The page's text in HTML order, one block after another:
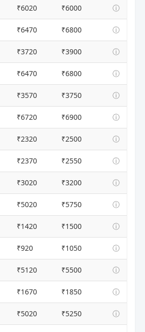
₹6020 ₹6000 ⓘ
₹6470 ₹6800 ⓘ
₹3720 ₹3900 ⓘ
₹6470 ₹6800 ⓘ
₹3570 ₹3750 ⓘ
₹6720 ₹6900 ⓘ
₹2320 ₹2500 ⓘ
₹2370 ₹2550 ⓘ
₹3020 ₹3200 ⓘ
₹5020 ₹5750 ⓘ
₹1420 ₹1500 ⓘ
₹920 ₹1050 ⓘ
₹5120 ₹5500 ⓘ
₹1670 ₹1850 ⓘ
₹5020 ₹5250 ⓘ